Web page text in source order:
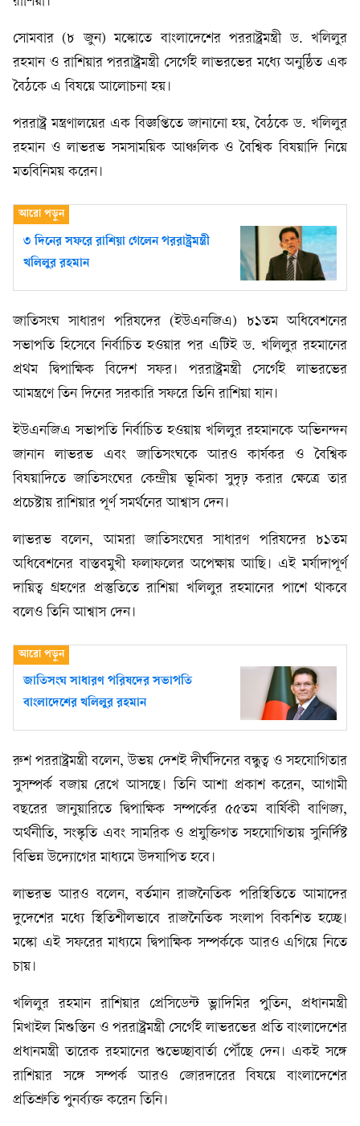
সোমবার (৮ জুন) মস্কোতে বাংলাদেশের পররাষ্ট্রমন্ত্রী ড. খলিলুর
রহমান ও রাশিয়ার পররাষ্ট্রমন্ত্রী সের্গেই লাভরভের মধ্যে অনুষ্ঠিত এক
বৈঠকে এ বিষয়ে আলোচনা হয়।
পররাষ্ট্র মন্ত্রণালয়ের এক বিজ্ঞপ্তিতে জানানো হয়, বৈঠকে ড. খলিলুর
রহমান ও লাভরভ সমসাময়িক আঞ্চলিক ও বৈশ্বিক বিষয়াদি নিয়ে
মতবিনিময় করেন।
৩ দিনের সফরে রাশিয়া গেলেন পররাষ্ট্রমন্ত্রী
খলিলুর রহমান
জাতিসংঘ সাধারণ পরিষদের (ইউএনজিএ) ৮১তম অধিবেশনের
সভাপতি হিসেবে নির্বাচিত হওয়ার পর এটিই ড. খলিলুর রহমানের
প্রথম দ্বিপাক্ষিক বিদেশ সফর। পররাষ্ট্রমন্ত্রী সের্গেই লাভরভের
আমন্ত্রণে তিন দিনের সরকারি সফরে তিনি রাশিয়া যান।
ইউএনজিএ সভাপতি নির্বাচিত হওয়ায় খলিলুর রহমানকে অভিনন্দন
জানান লাভরভ এবং জাতিসংঘকে আরও কার্যকর ও বৈশ্বিক
বিষয়াদিতে জাতিসংঘের কেন্দ্রীয় ভূমিকা সুদৃঢ় করার ক্ষেত্রে তার
প্রচেষ্টায় রাশিয়ার পূর্ণ সমর্থনের আশ্বাস দেন।
লাভরভ বলেন, আমরা জাতিসংঘের সাধারণ পরিষদের ৮১তম
অধিবেশনের বাস্তবমুখী ফলাফলের অপেক্ষায় আছি। এই মর্যাদাপূর্ণ
দায়িত্ব গ্রহণের প্রস্তুতিতে রাশিয়া খলিলুর রহমানের পাশে থাকবে
বলেও তিনি আশ্বাস দেন।
জাতিসংঘ সাধারণ পরিষদের সভাপতি
বাংলাদেশের খলিলুর রহমান
রুশ পররাষ্ট্রমন্ত্রী বলেন, উভয় দেশই দীর্ঘদিনের বন্ধুত্ব ও সহযোগিতার
সুসম্পর্ক বজায় রেখে আসছে। তিনি আশা প্রকাশ করেন, আগামী
বছরের জানুয়ারিতে দ্বিপাক্ষিক সম্পর্কের ৫৫তম বার্ষিকী বাণিজ্য,
অর্থনীতি, সংস্কৃতি এবং সামরিক ও প্রযুক্তিগত সহযোগিতায় সুনির্দিষ্ট
বিভিন্ন উদ্যোগের মাধ্যমে উদযাপিত হবে।
লাভরভ আরও বলেন, বর্তমান রাজনৈতিক পরিস্থিতিতে আমাদের
দুদেশের মধ্যে স্থিতিশীলভাবে রাজনৈতিক সংলাপ বিকশিত হচ্ছে।
মস্কো এই সফরের মাধ্যমে দ্বিপাক্ষিক সম্পর্ককে আরও এগিয়ে নিতে
চায়।
খলিলুর রহমান রাশিয়ার প্রেসিডেন্ট ভ্লাদিমির পুতিন, প্রধানমন্ত্রী
মিখাইল মিশুস্তিন ও পররাষ্ট্রমন্ত্রী সের্গেই লাভরভের প্রতি বাংলাদেশের
প্রধানমন্ত্রী তারেক রহমানের শুভেচ্ছাবার্তা পৌঁছে দেন। একই সঙ্গে
রাশিয়ার সঙ্গে সম্পর্ক আরও জোরদারের বিষয়ে বাংলাদেশের
প্রতিশ্রুতি পুনর্ব্যক্ত করেন তিনি।